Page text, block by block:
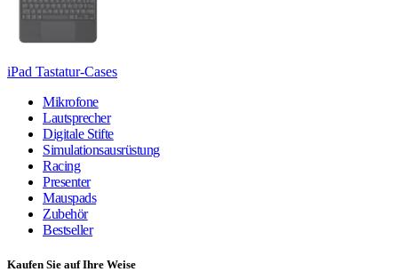
iPad Tastatur-Cases
Mikrofone
Lautsprecher
Digitale Stifte
Simulationsausrüstung
Racing
Presenter
Mauspads
Zubehör
Bestseller
Kaufen Sie auf Ihre Weise